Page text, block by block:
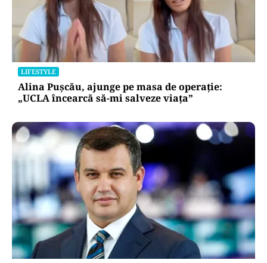
LIFESTYLE
Alina Pușcău, ajunge pe masa de operație:
„UCLA încearcă să-mi salveze viața”